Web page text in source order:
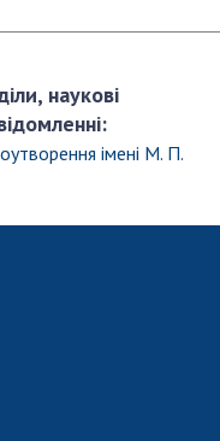
наукові
імені М. П.